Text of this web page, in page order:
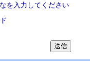
を入力してください